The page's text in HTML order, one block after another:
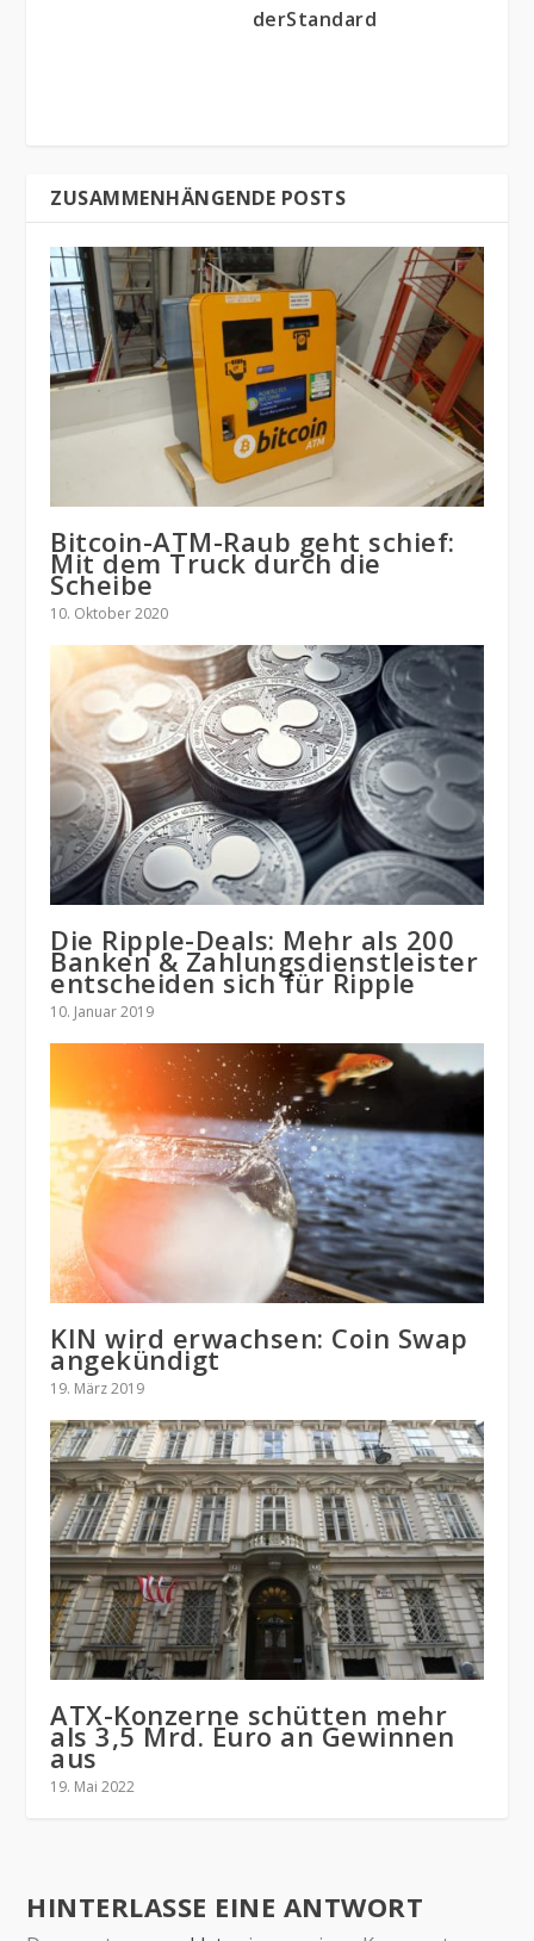
derStandard
ZUSAMMENHÄNGENDE POSTS
Bitcoin-ATM-Raub geht schief:
Mit dem Truck durch die
Scheibe
10. Oktober 2020
Die Ripple-Deals: Mehr als 200
Banken & Zahlungsdienstleister
entscheiden sich für Ripple
10. Januar 2019
KIN wird erwachsen: Coin Swap
angekündigt
19. März 2019
ATX-Konzerne schütten mehr
als 3,5 Mrd. Euro an Gewinnen
aus
19. Mai 2022
HINTERLASSE EINE ANTWORT